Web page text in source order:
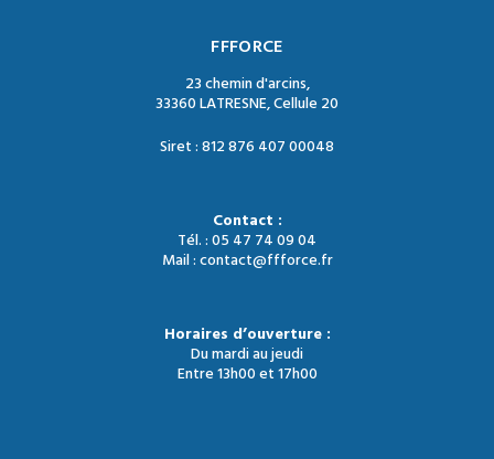
FFFORCE
23 chemin d'arcins,
33360 LATRESNE, Cellule 20
Siret : 812 876 407 00048
Contact :
Tél. : 05 47 74 09 04
Mail : contact@ffforce.fr
Horaires d’ouverture :
Du mardi au jeudi
Entre 13h00 et 17h00